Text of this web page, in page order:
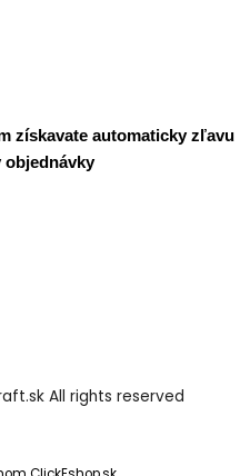
získavate automaticky zľavu
objednávky
All rights reserved